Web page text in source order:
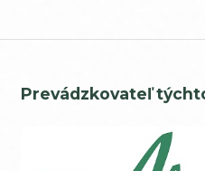
Prevádzkovateľ